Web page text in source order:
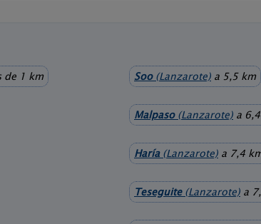
de 1 km Soo(Lanzarote) a 5,5 km
Malpaso(Lanzarote) a
Haría(Lanzarote) a 7,4
Teseguite(Lanzarote) a